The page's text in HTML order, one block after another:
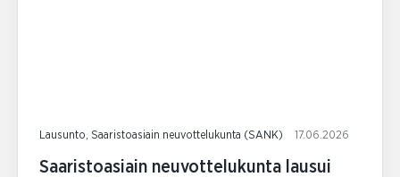
Lausunto, Saaristoasiain neuvottelukunta (SANK) 17.06.2026
Saaristoasiain neuvottelukunta lausui